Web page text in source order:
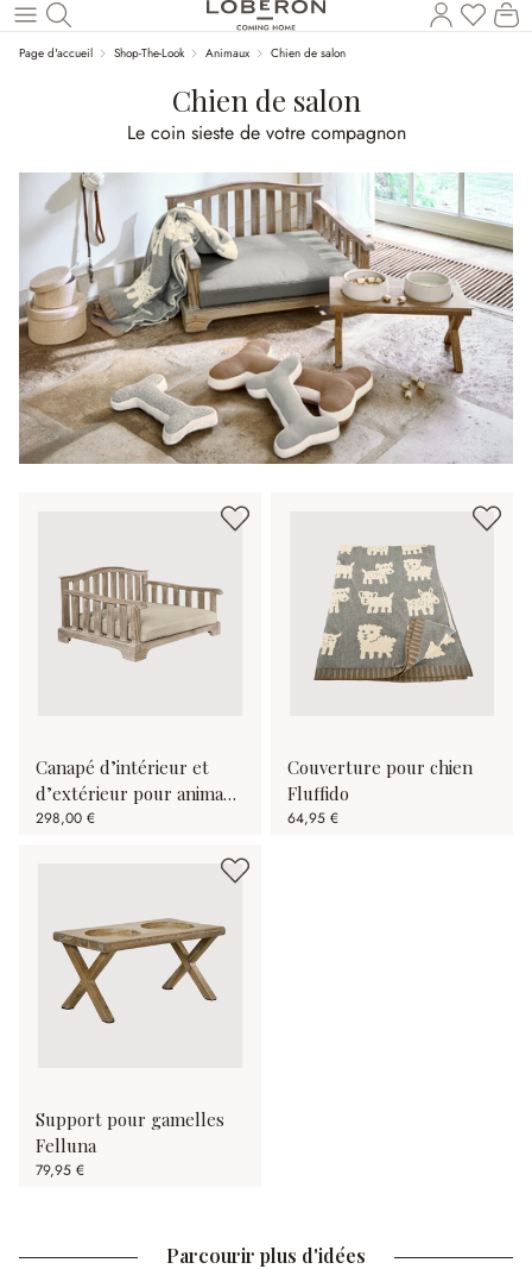
Revenir au contenu principal
Vous
Page d'accueil Shop-The-Look Animaux Chien de salon
Chien de salon
Le coin sieste de votre compagnon
Canapé d’intérieur et
d’extérieur pour animaux
Waggins
298,00 €
Couverture pour chien
Fluffido
64,95 €
Support pour gamelles
Felluna
79,95 €
Parcourir plus d'idées